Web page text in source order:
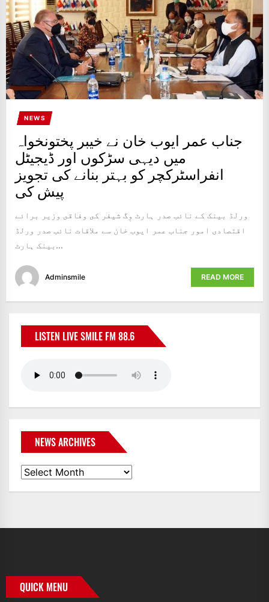
NEWS
جناب عمر ایوب خان نے خیبر پختونخواہ
میں دیہی سڑکوں اور ڈیجیٹل
انفراسٹرکچر کو بہتر بنانے کی تجویز
پیش کی
‏ورلڈ بینک كے نائب صدر ہارٹ وِگ شیفر كى وفاقى وزير برائے
اقتصادی امور جناب عمر ایوب خان سے ملاقات نائب صدر ورلڈ
بینک ہارٹ...
Adminsmile READ MORE
LISTEN LIVE SMILE FM 88.6
NEWS ARCHIVES
News
QUICK MENU